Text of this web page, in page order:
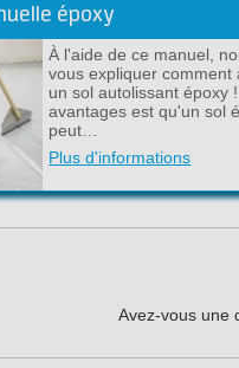
époxy
À l'aide de ce manuel,
vous expliquer comment
un sol autolissant époxy
avantages est qu'un sol
peut…
Plus d'informations
Avez-vous une